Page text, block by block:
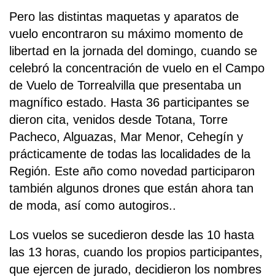
Pero las distintas maquetas y aparatos de
vuelo encontraron su máximo momento de
libertad en la jornada del domingo, cuando se
celebró la concentración de vuelo en el Campo
de Vuelo de Torrealvilla que presentaba un
magnífico estado. Hasta 36 participantes se
dieron cita, venidos desde Totana, Torre
Pacheco, Alguazas, Mar Menor, Cehegín y
prácticamente de todas las localidades de la
Región. Este año como novedad participaron
también algunos drones que están ahora tan
de moda, así como autogiros..
Los vuelos se sucedieron desde las 10 hasta
las 13 horas, cuando los propios participantes,
que ejercen de jurado, decidieron los nombres